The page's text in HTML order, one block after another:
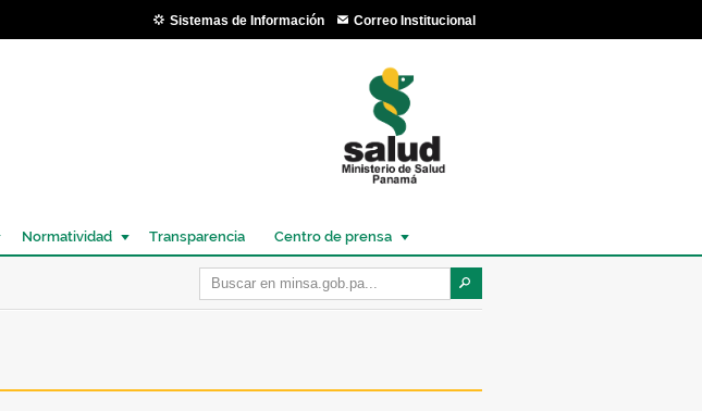
Sistemas de Información Correo Institucional
Normatividad Transparencia Centro de prensa